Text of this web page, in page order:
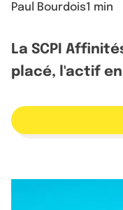
Paul Bourdois1 min
La SCPI
placé, l'actif